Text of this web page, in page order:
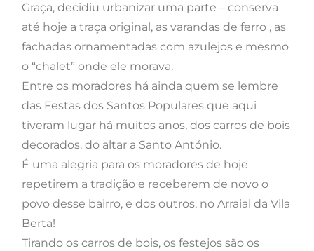
Graça, decidiu urbanizar uma parte – conserva
até hoje a traça original, as varandas de ferro , as
fachadas ornamentadas com azulejos e mesmo
o “chalet” onde ele morava.
Entre os moradores há ainda quem se lembre
das Festas dos Santos Populares que aqui
tiveram lugar há muitos anos, dos carros de bois
decorados, do altar a Santo António.
É uma alegria para os moradores de hoje
repetirem a tradição e receberem de novo o
povo desse bairro, e dos outros, no Arraial da Vila
Berta!
Tirando os carros de bois, os festejos são os